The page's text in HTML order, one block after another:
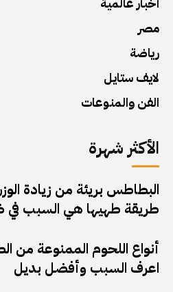
مصر
رياضة
لايف ستايل
الفن والمنوعات
الأكثر شهرة
البطاطس بريئة من زيادة
طريقة طهيها هي السبب في
أنواع اللحوم الممنوعة من
اعرف السبب وأفضل بديل